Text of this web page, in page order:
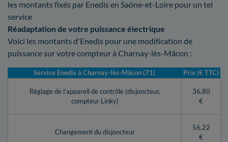
les montants fixés par Enedis en Saône-et-Loire pour un tel
service
Réadaptation de votre puissance électrique
Voici les montants d'Enedis pour une modification de
puissance sur votre compteur à Charnay-lès-Mâcon :
Service Enedis à Charnay-lès-Mâcon (71) Prix (€ TTC)
Réglage de l’appareil de contrôle (disjoncteur,
compteur Linky)
36,80
€
Changement du disjoncteur
56,22
€